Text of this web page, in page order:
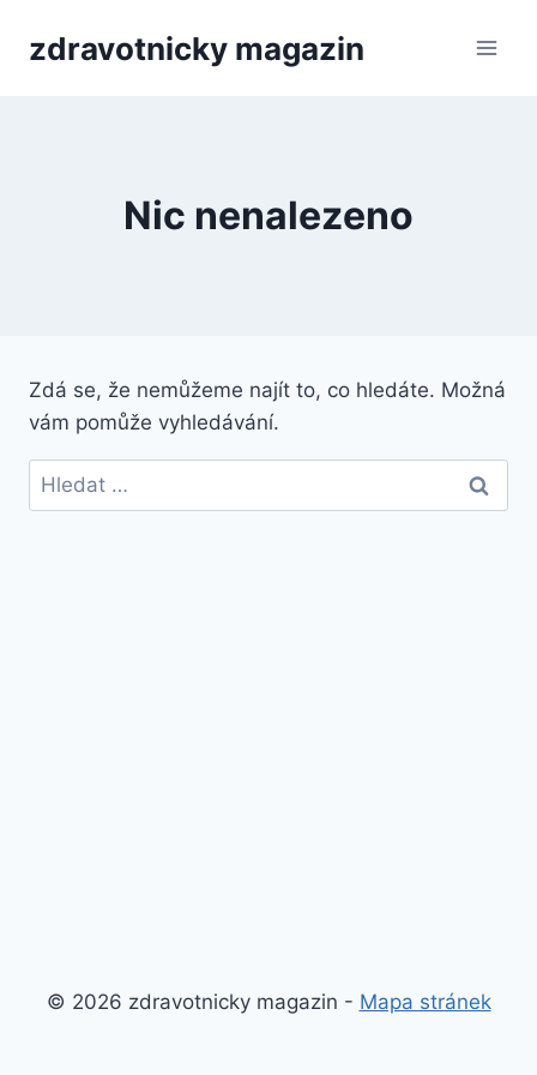
zdravotnicky magazin
Nic nenalezeno
Zdá se, že nemůžeme najít to, co hledáte. Možná
vám pomůže vyhledávání.
Vyhledávání
© 2026 zdravotnicky magazin - Mapa stránek